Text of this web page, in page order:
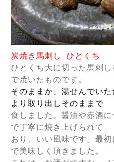
炭焼き馬刺し ひとくち
ひとくち大に切った馬刺
で焼いたものです。
そのままか、湯せんでい
より取り出しそのままで
食しました。醤油や赤酒
で丁寧に焼き上げられて
おり、いい風味です。最
で美味しく頂きました。